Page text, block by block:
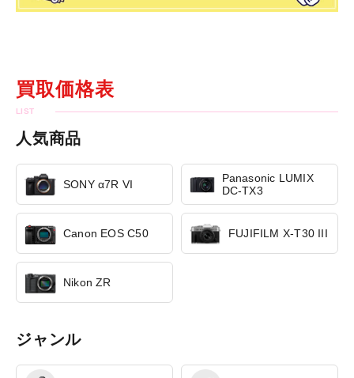
買取価格表
人気商品
SONY α7R VI
Panasonic LUMIX
DC-TX3
Canon EOS C50 FUJIFILM X-T30 III
Nikon ZR
ジャンル